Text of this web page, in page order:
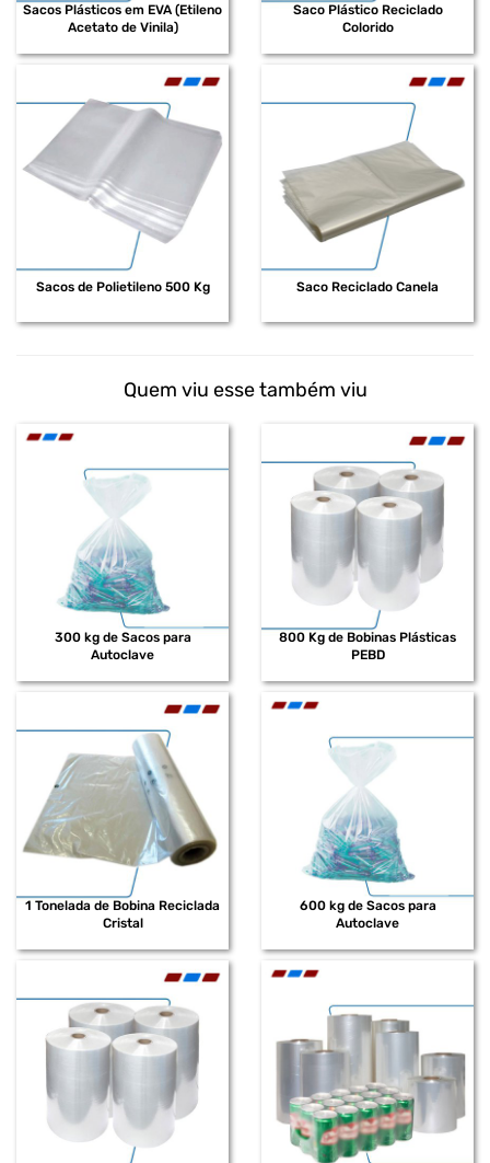
Sacos Plásticos em EVA (Etileno
Acetato de Vinila)
Saco Plástico Reciclado
Colorido
Sacos de Polietileno 500 Kg Saco Reciclado Canela
Quem viu esse também viu
300 kg de Sacos para
Autoclave
800 Kg de Bobinas Plásticas
PEBD
1 Tonelada de Bobina Reciclada
Cristal
600 kg de Sacos para
Autoclave